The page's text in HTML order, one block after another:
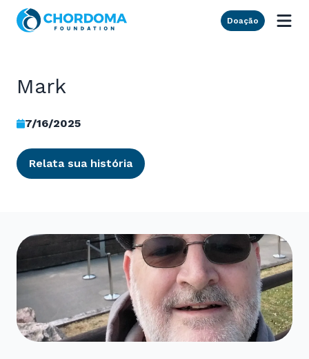
Skip to Main Content
Doação
Mark
7/16/2025
Relata sua história